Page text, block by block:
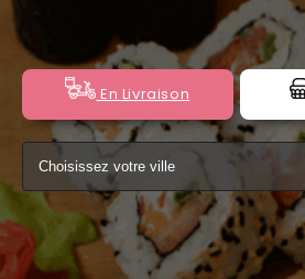
VOTRE COMPTE
NOTRE RESTAURANT
VOS AVIS
MENTIONS LÉGALES
C.G.V
En Livraison